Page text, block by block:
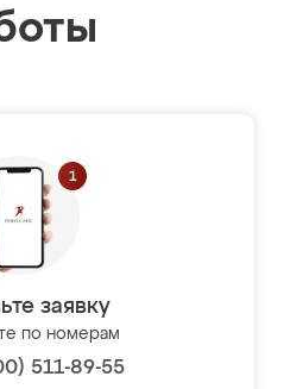
заявку
по номерам
511-89-55